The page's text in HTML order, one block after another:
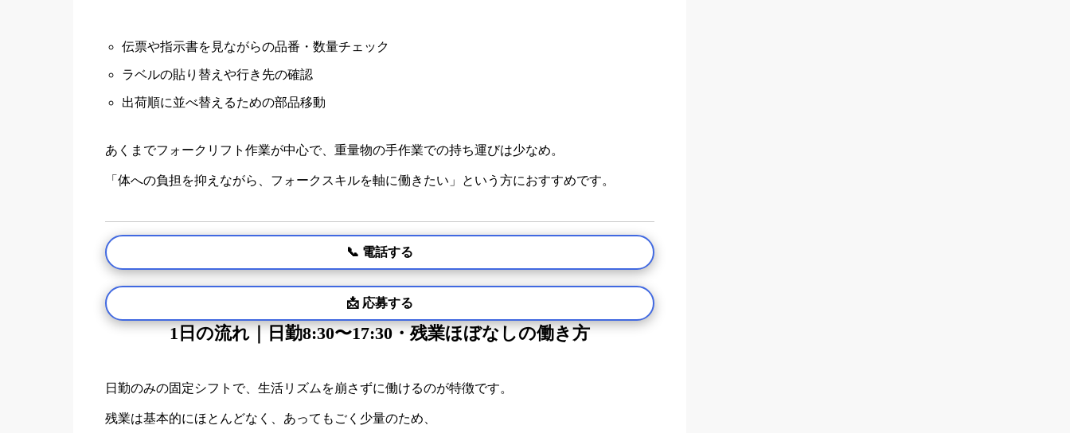
伝票や指示書を見ながらの品番・数量チェック
ラベルの貼り替えや行き先の確認
出荷順に並べ替えるための部品移動
あくまでフォークリフト作業が中心で、重量物の手作業での持ち運びは少なめ。
「体への負担を抑えながら、フォークスキルを軸に働きたい」という方におすすめです。
📞 電話する
📩 応募する
1日の流れ｜日勤8:30〜17:30・残業ほぼなしの働き方
日勤のみの固定シフトで、生活リズムを崩さずに働けるのが特徴です。
残業は基本的にほとんどなく、あってもごく少量のため、